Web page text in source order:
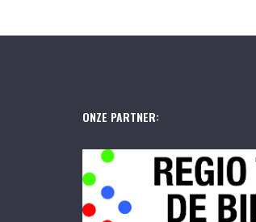
ONZE PARTNER: